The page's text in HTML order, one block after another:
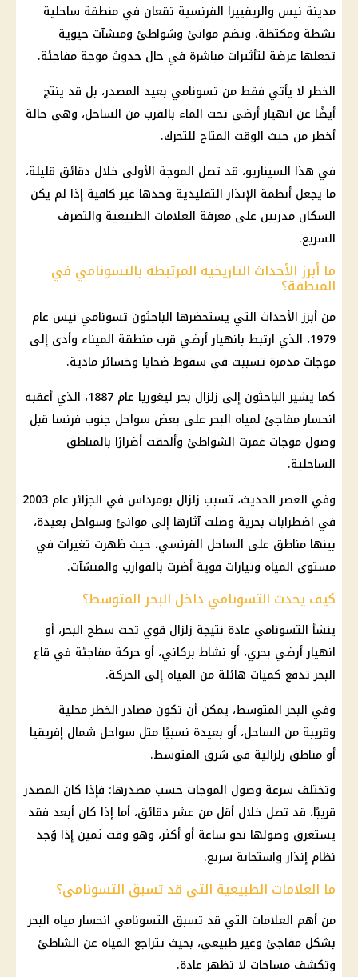
مدينة نيس والريفييرا الفرنسية تقعان في منطقة ساحلية
نشطة ومكتظة، وتضم موانئ وشواطئ ومنشآت حيوية
تجعلها عرضة لتأثيرات مباشرة في حال حدوث موجة مفاجئة.
الخطر لا يأتي فقط من تسونامي بعيد المصدر، بل قد ينتج
أيضًا عن انهيار أرضي تحت الماء بالقرب من الساحل، وهي حالة
أخطر من حيث الوقت المتاح للتحرك.
في هذا السيناريو، قد تصل الموجة الأولى خلال دقائق قليلة،
ما يجعل أنظمة الإنذار التقليدية وحدها غير كافية إذا لم يكن
السكان مدربين على معرفة العلامات الطبيعية والتصرف
السريع.
ما أبرز الأحداث التاريخية المرتبطة بالتسونامي في
المنطقة؟
من أبرز الأحداث التي يستحضرها الباحثون تسونامي نيس عام
1979، الذي ارتبط بانهيار أرضي قرب منطقة الميناء وأدى إلى
موجات مدمرة تسببت في سقوط ضحايا وخسائر مادية.
كما يشير الباحثون إلى زلزال بحر ليغوريا عام 1887، الذي أعقبه
انحسار مفاجئ لمياه البحر على بعض سواحل جنوب فرنسا قبل
وصول موجات غمرت الشواطئ وألحقت أضرارًا بالمناطق
الساحلية.
وفي العصر الحديث، تسبب زلزال بومرداس في الجزائر عام 2003
في اضطرابات بحرية وصلت آثارها إلى موانئ وسواحل بعيدة،
بينها مناطق على الساحل الفرنسي، حيث ظهرت تغيرات في
مستوى المياه وتيارات قوية أضرت بالقوارب والمنشآت.
كيف يحدث التسونامي داخل البحر المتوسط؟
ينشأ التسونامي عادة نتيجة زلزال قوي تحت سطح البحر، أو
انهيار أرضي بحري، أو نشاط بركاني، أو حركة مفاجئة في قاع
البحر تدفع كميات هائلة من المياه إلى الحركة.
وفي البحر المتوسط، يمكن أن تكون مصادر الخطر محلية
وقريبة من الساحل، أو بعيدة نسبيًا مثل سواحل شمال إفريقيا
أو مناطق زلزالية في شرق المتوسط.
وتختلف سرعة وصول الموجات حسب مصدرها؛ فإذا كان المصدر
قريبًا، قد تصل خلال أقل من عشر دقائق، أما إذا كان أبعد فقد
يستغرق وصولها نحو ساعة أو أكثر، وهو وقت ثمين إذا وُجد
نظام إنذار واستجابة سريع.
ما العلامات الطبيعية التي قد تسبق التسونامي؟
من أهم العلامات التي قد تسبق التسونامي انحسار مياه البحر
بشكل مفاجئ وغير طبيعي، بحيث تتراجع المياه عن الشاطئ
وتكشف مساحات لا تظهر عادة.